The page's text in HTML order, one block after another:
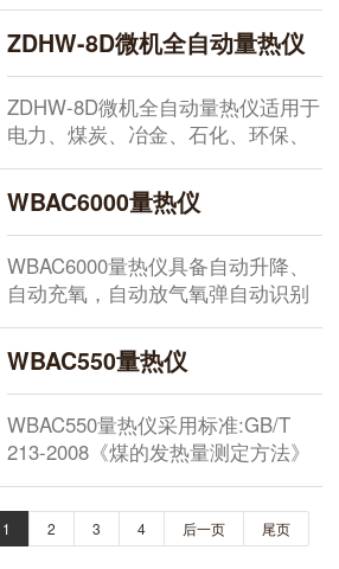
食、饲料等固态或液态可燃物的热
值。...
ZDHW-8D微机全自动量热仪
ZDHW-8D微机全自动量热仪适用于
电力、煤炭、冶金、石化、环保、
水泥、造纸、地堪、科研院校等行
业部门测量煤炭、焦炭及石油等可
燃物质的发热量。...
WBAC6000量热仪
WBAC6000量热仪具备自动升降、
自动充氧，自动放气氧弹自动识别
功能，大大简化了用户操作，自动
化程度高。...
WBAC550量热仪
WBAC550量热仪采用标准:GB/T
213-2008《煤的发热量测定方法》
GB/T 384-1981《石油产品热值测定
法》GB/T 30727-2014《固体生物
质燃料发热量测定方法》GB/
1 2 3 4 后一页 尾页